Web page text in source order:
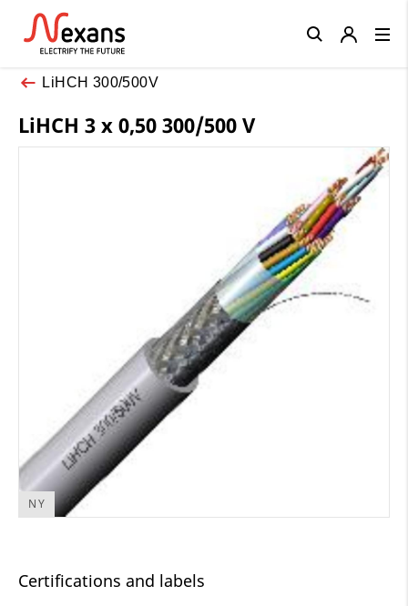
LiHCH 300/500V
LiHCH 3 x 0,50 300/500 V
NY
Certifications and labels
Close